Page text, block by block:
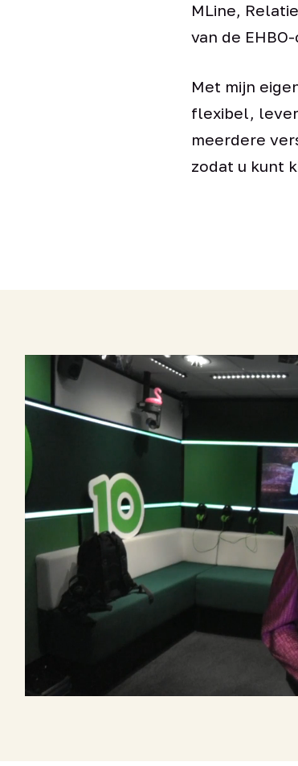
MLine,
van de
Met mijn
flexibel,
meerdere
zodat u kunt